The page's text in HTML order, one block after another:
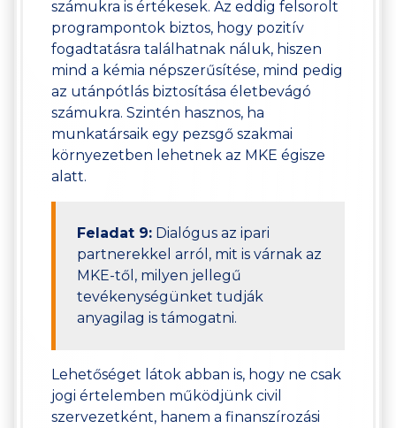
számukra is értékesek. Az eddig felsorolt
programpontok biztos, hogy pozitív
fogadtatásra találhatnak náluk, hiszen
mind a kémia népszerűsítése, mind pedig
az utánpótlás biztosítása életbevágó
számukra. Szintén hasznos, ha
munkatársaik egy pezsgő szakmai
környezetben lehetnek az MKE égisze
alatt.
Feladat 9: Dialógus az ipari
partnerekkel arról, mit is várnak az
MKE-től, milyen jellegű
tevékenységünket tudják
anyagilag is támogatni.
Lehetőséget látok abban is, hogy ne csak
jogi értelemben működjünk civil
szervezetként, hanem a finanszírozási